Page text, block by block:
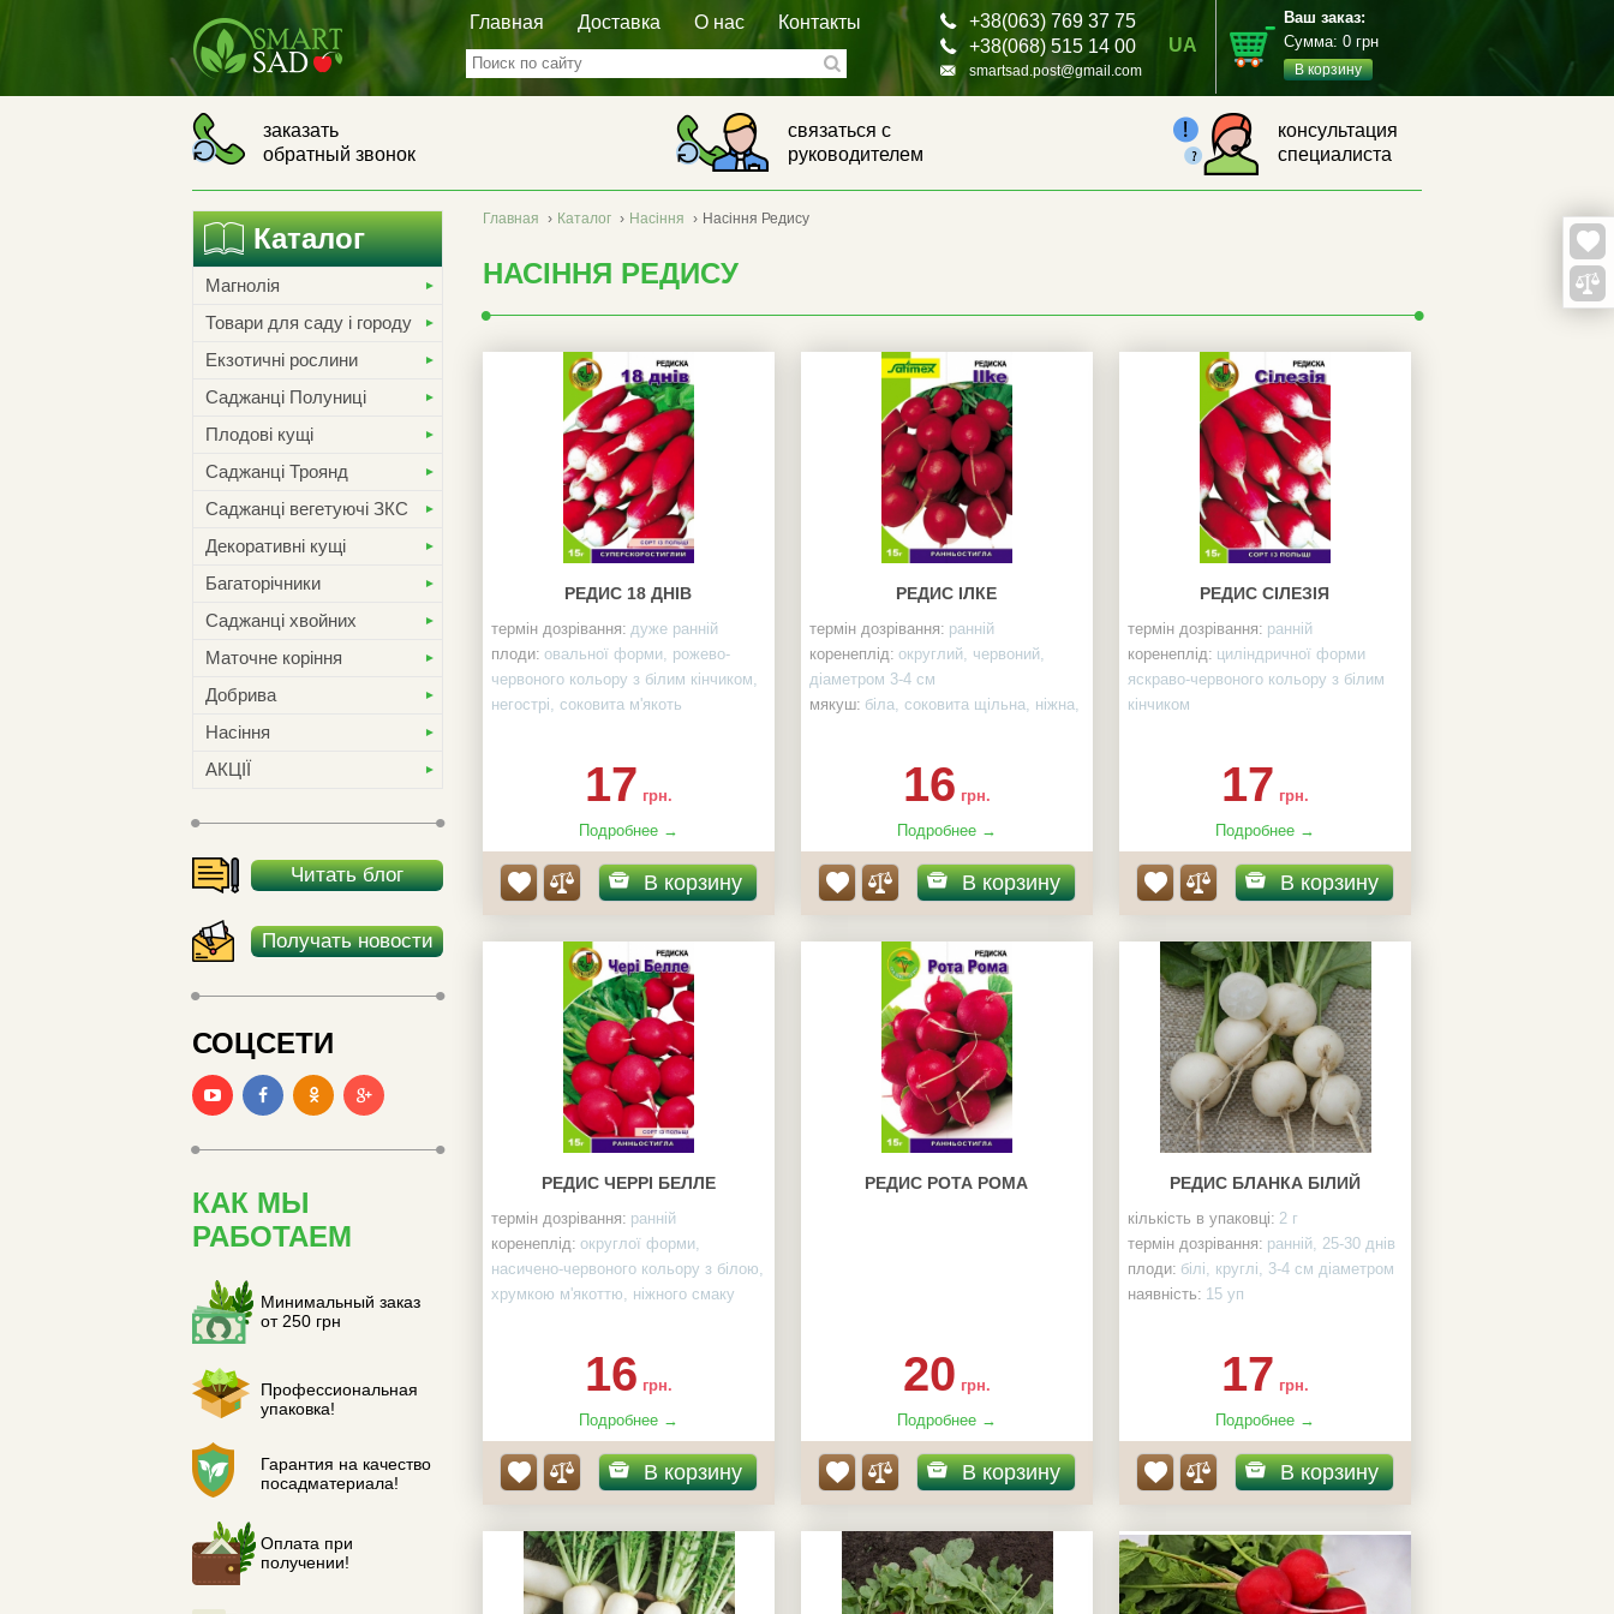
Главная Доставка О нас Контакты
+38(063) 769 37 75
+38(068) 515 14 00
smartsad.post@gmail.com
UA
Ваш заказ:
Сумма: 0 грн
В корзину
заказать
обратный звонок
связаться с
руководителем
консультация
специалиста
Каталог
Магнолія
Товари для саду і городу
Екзотичні рослини
Саджанці Полуниці
Плодові кущі
Саджанці Троянд
Саджанці вегетуючі ЗКС
Декоративні кущі
Багаторічники
Саджанці хвойних
Маточне коріння
Добрива
Насіння
АКЦІЇ
Читать блог
Получать новости
СОЦСЕТИ
КАК МЫ
РАБОТАЕМ
Минимальный заказ
от 250 грн
Профессиональная
упаковка!
Гарантия на качество
посадматериала!
Оплата при
получении!
Главная › Каталог › Насіння › Насіння Редису
НАСІННЯ РЕДИСУ
РЕДИС 18 ДНІВ
термін дозрівання: дуже ранній
плоди: овальної форми, рожево-
червоного кольору з білим кінчиком,
негострі, соковита м'якоть
17 грн.
Подробнее →
В корзину
РЕДИС ІЛКЕ
термін дозрівання: ранній
коренеплід: округлий, червоний,
діаметром 3-4 см
мякуш: біла, соковита щільна, ніжна,
16 грн.
Подробнее →
В корзину
РЕДИС СІЛЕЗІЯ
термін дозрівання: ранній
коренеплід: циліндричної форми
яскраво-червоного кольору з білим
кінчиком
17 грн.
Подробнее →
В корзину
РЕДИС ЧЕРРІ БЕЛЛЕ
термін дозрівання: ранній
коренеплід: округлої форми,
насичено-червоного кольору з білою,
хрумкою м'якоттю, ніжного смаку
16 грн.
Подробнее →
В корзину
РЕДИС РОТА РОМА
20 грн.
Подробнее →
В корзину
РЕДИС БЛАНКА БІЛИЙ
кількість в упаковці: 2 г
термін дозрівання: ранній, 25-30 днів
плоди: білі, круглі, 3-4 см діаметром
наявність: 15 уп
17 грн.
Подробнее →
В корзину